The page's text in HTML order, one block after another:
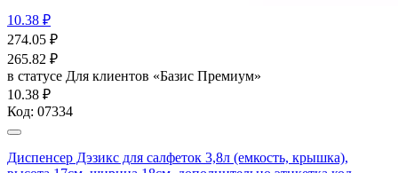
10.38 ₽
274.05 ₽
265.82 ₽
в статусе Для клиентов «Базис Премиум»
10.38 ₽
Код: 07334
Диспенсер Дэзикс для салфеток 3,8л (емкость, крышка),